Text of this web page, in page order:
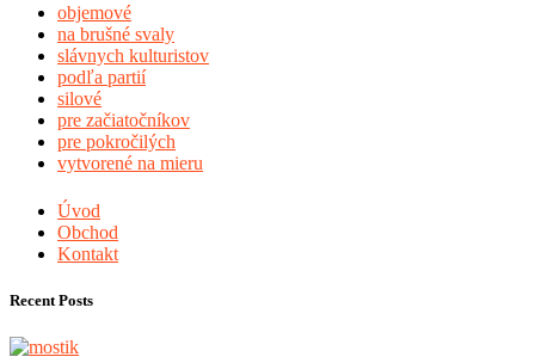
objemové
na brušné svaly
slávnych kulturistov
podľa partií
silové
pre začiatočníkov
pre pokročilých
vytvorené na mieru
Úvod
Obchod
Kontakt
Recent Posts